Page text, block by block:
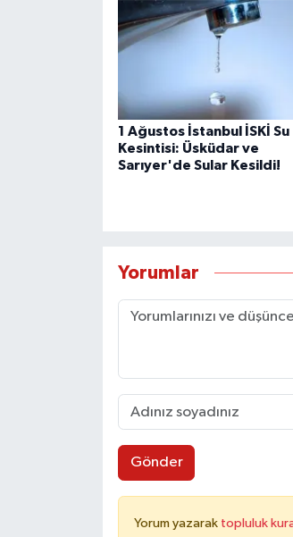
1 Ağustos İstanbul İSKİ Su
Kesintisi: Üsküdar ve
Sarıyer'de Sular Kesildi!
Yorumlar
Gönder
Yorum yazarak topluluk